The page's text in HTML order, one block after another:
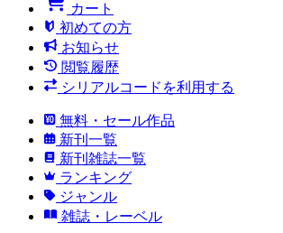
カート
初めての方
お知らせ
閲覧履歴
シリアルコードを利用する
無料・セール作品
新刊一覧
新刊雑誌一覧
ランキング
ジャンル
雑誌・レーベル